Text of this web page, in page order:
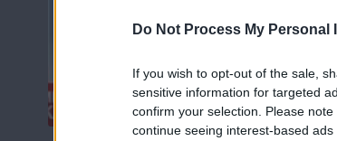
Do Not Process My Personal
If you wish to opt-out of the sale,
sensitive information for targeted
confirm your selection. Please
continue seeing interest-based